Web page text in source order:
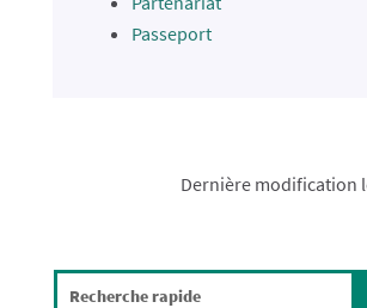
Passeport
Dernière modification